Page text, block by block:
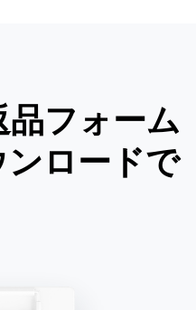
フォーム
ードで